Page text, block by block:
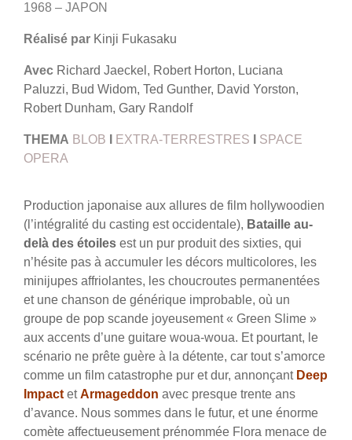
1968 – JAPON
Réalisé par Kinji Fukasaku
Avec Richard Jaeckel, Robert Horton, Luciana
Paluzzi, Bud Widom, Ted Gunther, David Yorston,
Robert Dunham, Gary Randolf
THEMA BLOB EXTRA-TERRESTRES
SPACE
OPERA
Production japonaise aux allures de film hollywoodien
(l’intégralité du casting est occidentale), Bataille au-
delà des étoiles est un pur produit des sixties, qui
n’hésite pas à accumuler les décors multicolores, les
minijupes affriolantes, les choucroutes permanentées
et une chanson de générique improbable, où un
groupe de pop scande joyeusement « Green Slime »
aux accents d’une guitare woua-woua. Et pourtant, le
scénario ne prête guère à la détente, car tout s’amorce
comme un film catastrophe pur et dur, annonçant Deep
Impact etArmageddon avec presque trente ans
d’avance. Nous sommes dans le futur, et une énorme
comète affectueusement prénommée Flora menace de